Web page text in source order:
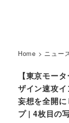
Home > ニュー
【東京モー
ザイン速攻
妄想を全開
プ | 4枚目の